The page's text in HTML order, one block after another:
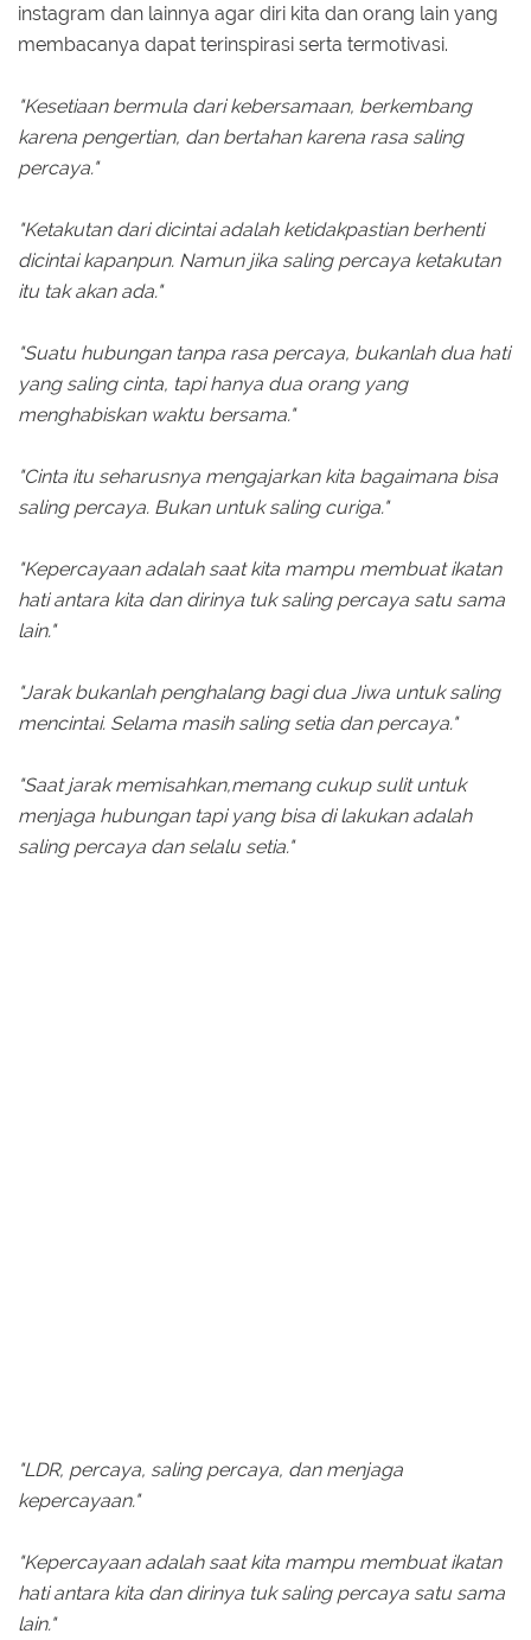
instagram dan lainnya agar diri kita dan orang lain yang
membacanya dapat terinspirasi serta termotivasi.
"Kesetiaan bermula dari kebersamaan, berkembang
karena pengertian, dan bertahan karena rasa saling
percaya."
"Ketakutan dari dicintai adalah ketidakpastian berhenti
dicintai kapanpun. Namun jika saling percaya ketakutan
itu tak akan ada."
"Suatu hubungan tanpa rasa percaya, bukanlah dua hati
yang saling cinta, tapi hanya dua orang yang
menghabiskan waktu bersama."
"Cinta itu seharusnya mengajarkan kita bagaimana bisa
saling percaya. Bukan untuk saling curiga."
"Kepercayaan adalah saat kita mampu membuat ikatan
hati antara kita dan dirinya tuk saling percaya satu sama
lain."
"Jarak bukanlah penghalang bagi dua Jiwa untuk saling
mencintai. Selama masih saling setia dan percaya."
"Saat jarak memisahkan,memang cukup sulit untuk
menjaga hubungan tapi yang bisa di lakukan adalah
saling percaya dan selalu setia."
"LDR, percaya, saling percaya, dan menjaga
kepercayaan."
"Kepercayaan adalah saat kita mampu membuat ikatan
hati antara kita dan dirinya tuk saling percaya satu sama
lain."